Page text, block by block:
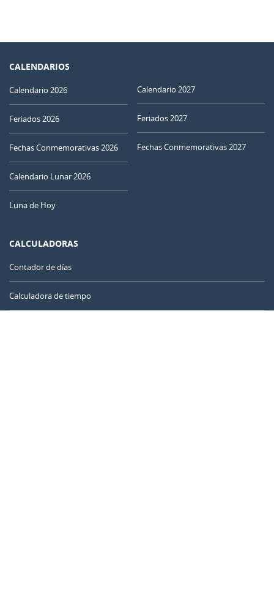
CALENDARIOS
Calendario 2026
Feriados 2026
Fechas Conmemorativas 2026
Calendario Lunar 2026
Luna de Hoy
Calendario 2027
Feriados 2027
Fechas Conmemorativas 2027
CALCULADORAS
Contador de días
Calculadora de tiempo